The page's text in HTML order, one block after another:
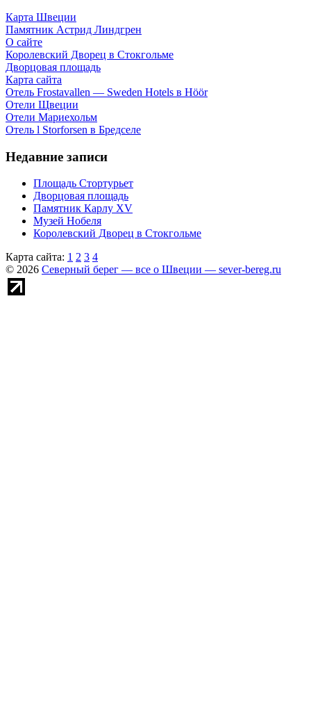
Карта Швеции
Памятник Астрид Линдгрен
О сайте
Королевский Дворец в Стокгольме
Дворцовая площадь
Карта сайта
Отель Frostavallen — Sweden Hotels в Höör
Отели Щвеции
Отели Мариехольм
Отель l Storforsen в Бредселе
Недавние записи
Площадь Стортурьет
Дворцовая площадь
Памятник Карлу XV
Музей Нобеля
Королевский Дворец в Стокгольме
Карта сайта: 1 2 3 4
© 2026 Северный берег — все о Швеции — sever-bereg.ru